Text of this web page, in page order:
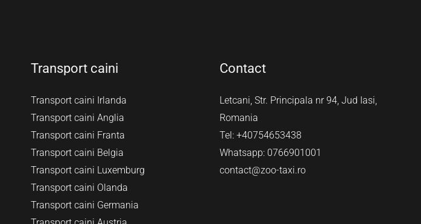
Transport caini
Transport caini Irlanda
Transport caini Anglia
Transport caini Franta
Transport caini Belgia
Transport caini Luxemburg
Transport caini Olanda
Transport caini Germania
Contact
Letcani, Str. Principala nr 94, Jud Iasi,
Romania
Tel: +40754653438
Whatsapp: 0766901001
contact@zoo-taxi.ro